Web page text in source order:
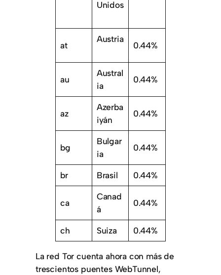
Unidos
at
Austria
0.44%
au
Austral
ia
0.44%
az
Azerba
iyán
0.44%
bg
Bulgar
ia
0.44%
br Brasil 0.44%
ca
Canad
á
0.44%
ch Suiza 0.44%
La red Tor cuenta ahora con más de
trescientos puentes WebTunnel,